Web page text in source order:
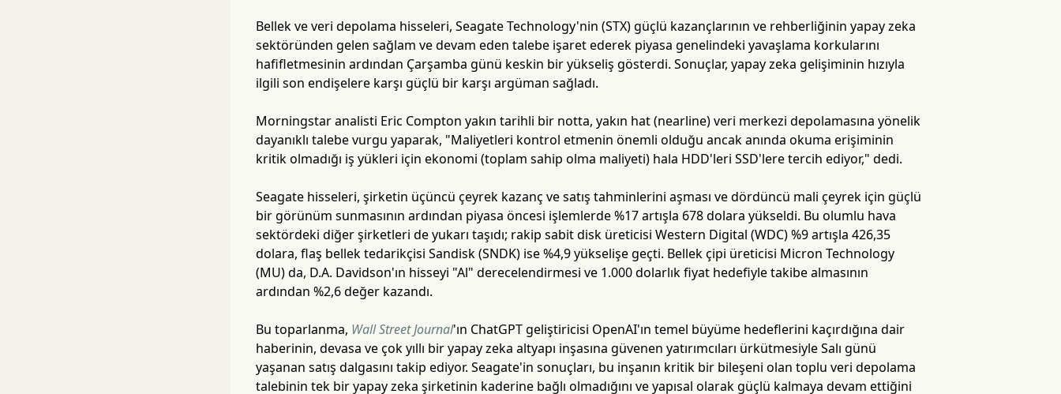
Bellek ve veri depolama hisseleri, Seagate Technology'nin (STX) güçlü kazançlarının ve rehberliğinin yapay zeka
sektöründen gelen sağlam ve devam eden talebe işaret ederek piyasa genelindeki yavaşlama korkularını
hafifletmesinin ardından Çarşamba günü keskin bir yükseliş gösterdi. Sonuçlar, yapay zeka gelişiminin hızıyla
ilgili son endişelere karşı güçlü bir karşı argüman sağladı.
Morningstar analisti Eric Compton yakın tarihli bir notta, yakın hat (nearline) veri merkezi depolamasına yönelik
dayanıklı talebe vurgu yaparak, "Maliyetleri kontrol etmenin önemli olduğu ancak anında okuma erişiminin
kritik olmadığı iş yükleri için ekonomi (toplam sahip olma maliyeti) hala HDD'leri SSD'lere tercih ediyor," dedi.
Seagate hisseleri, şirketin üçüncü çeyrek kazanç ve satış tahminlerini aşması ve dördüncü mali çeyrek için güçlü
bir görünüm sunmasının ardından piyasa öncesi işlemlerde %17 artışla 678 dolara yükseldi. Bu olumlu hava
sektördeki diğer şirketleri de yukarı taşıdı; rakip sabit disk üreticisi Western Digital (WDC) %9 artışla 426,35
dolara, flaş bellek tedarikçisi Sandisk (SNDK) ise %4,9 yükselişe geçti. Bellek çipi üreticisi Micron Technology
(MU) da, D.A. Davidson'ın hisseyi "Al" derecelendirmesi ve 1.000 dolarlık fiyat hedefiyle takibe almasının
ardından %2,6 değer kazandı.
Bu toparlanma, Wall Street Journal'ın ChatGPT geliştiricisi OpenAI'ın temel büyüme hedeflerini kaçırdığına dair
haberinin, devasa ve çok yıllı bir yapay zeka altyapı inşasına güvenen yatırımcıları ürkütmesiyle Salı günü
yaşanan satış dalgasını takip ediyor. Seagate'in sonuçları, bu inşanın kritik bir bileşeni olan toplu veri depolama
talebinin tek bir yapay zeka şirketinin kaderine bağlı olmadığını ve yapısal olarak güçlü kalmaya devam ettiğini